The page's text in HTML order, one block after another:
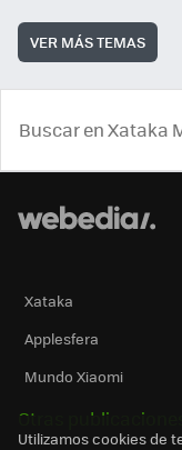
VER MÁS TEMAS
Xataka
Applesfera
Mundo Xiaomi
Otras
Utilizamos cookies de